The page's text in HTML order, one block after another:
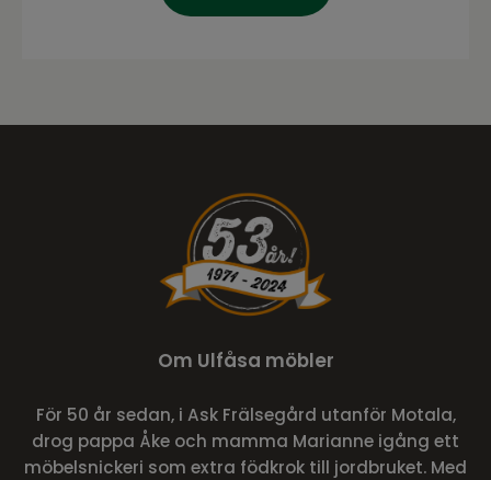
Om Ulfåsa möbler
För 50 år sedan, i Ask Frälsegård utanför Motala,
drog pappa Åke och mamma Marianne igång ett
möbelsnickeri som extra födkrok till jordbruket. Med